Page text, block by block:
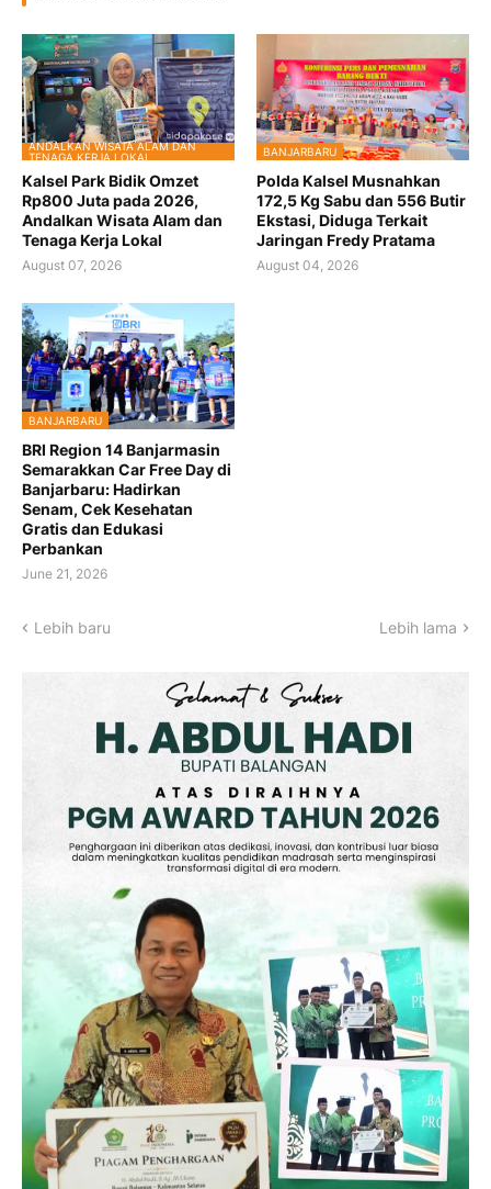
ANDALKAN WISATA ALAM DAN
TENAGA KERJA LOKAL
Kalsel Park Bidik Omzet
Rp800 Juta pada 2026,
Andalkan Wisata Alam dan
Tenaga Kerja Lokal
August 07, 2026
BANJARBARU
Polda Kalsel Musnahkan
172,5 Kg Sabu dan 556 Butir
Ekstasi, Diduga Terkait
Jaringan Fredy Pratama
August 04, 2026
BANJARBARU
BRI Region 14 Banjarmasin
Semarakkan Car Free Day di
Banjarbaru: Hadirkan
Senam, Cek Kesehatan
Gratis dan Edukasi
Perbankan
June 21, 2026
Lebih baru Lebih lama